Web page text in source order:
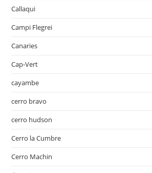
Callaqui
Campi Flegrei
Canaries
Cap-Vert
cayambe
cerro bravo
cerro hudson
Cerro la Cumbre
Cerro Machin